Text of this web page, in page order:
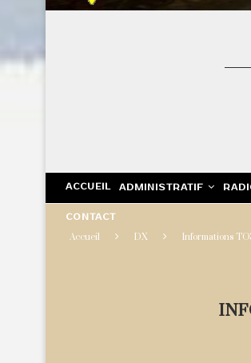
ACCUEIL ADMINISTRATIF
CONTACT
Accueil DX Informations